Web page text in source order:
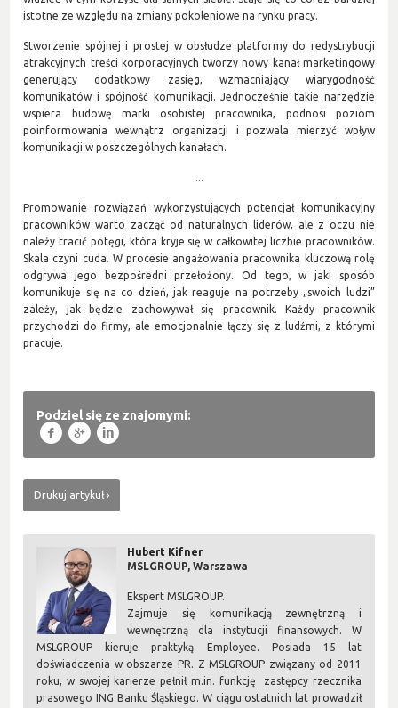
istotne ze względu na zmiany pokoleniowe na rynku pracy.
Stworzenie spójnej i prostej w obsłudze platformy do redystrybucji
atrakcyjnych treści korporacyjnych tworzy nowy kanał marketingowy
generujący dodatkowy zasięg, wzmacniający wiarygodność
komunikatów i spójność komunikacji. Jednocześnie takie narzędzie
wspiera budowę marki osobistej pracownika, podnosi poziom
poinformowania wewnątrz organizacji i pozwala mierzyć wpływ
komunikacji w poszczególnych kanałach.
...
Promowanie rozwiązań wykorzystujących potencjał komunikacyjny
pracowników warto zacząć od naturalnych liderów, ale z oczu nie
należy tracić potęgi, która kryje się w całkowitej liczbie pracowników.
Skala czyni cuda. W procesie angażowania pracownika kluczową rolę
odgrywa jego bezpośredni przełożony. Od tego, w jaki sposób
komunikuje się na co dzień, jak reaguje na potrzeby „swoich ludzi”
zależy, jak będzie zachowywał się pracownik. Każdy pracownik
przychodzi do firmy, ale emocjonalnie łączy się z ludźmi, z którymi
pracuje.
Podziel się ze znajomymi:
f g l
Drukuj artykuł
Hubert Kifner
MSLGROUP, Warszawa
Ekspert MSLGROUP.
Zajmuje się komunikacją zewnętrzną i
wewnętrzną dla instytucji finansowych. W
MSLGROUP kieruje praktyką Employee. Posiada 15 lat
doświadczenia w obszarze PR. Z MSLGROUP związany od 2011
roku, w swojej karierze pełnił m.in. funkcję zastępcy rzecznika
prasowego ING Banku Śląskiego. W ciągu ostatnich lat prowadził